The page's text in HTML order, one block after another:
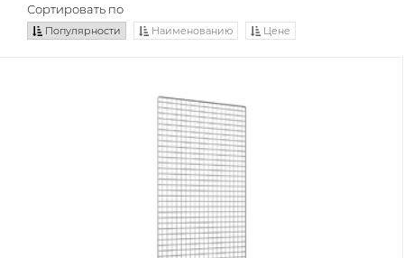
Сортировать по
Популярности Наименованию Цене